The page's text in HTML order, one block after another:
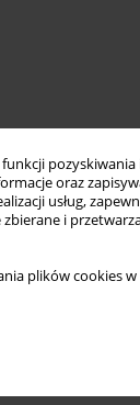
oraz
usług,
zbierane i
plików cookies